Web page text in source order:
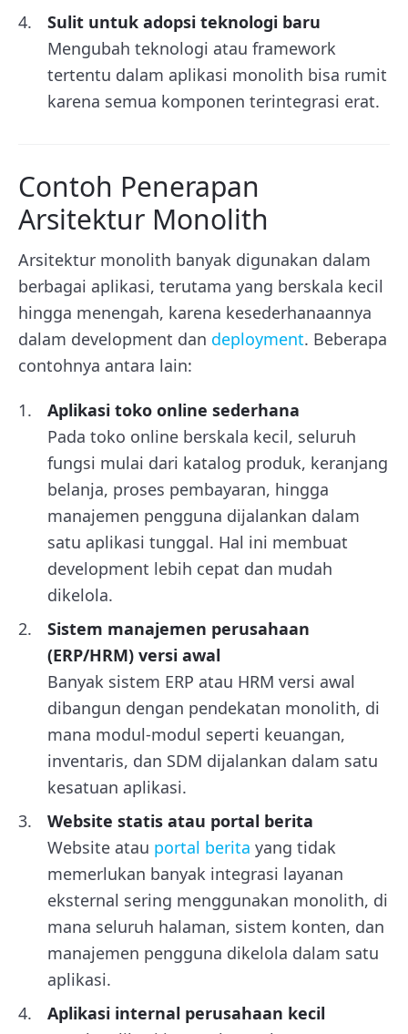
Sulit untuk adopsi teknologi baru
Mengubah teknologi atau framework
tertentu dalam aplikasi monolith bisa rumit
karena semua komponen terintegrasi erat.
Contoh Penerapan
Arsitektur Monolith
Arsitektur monolith banyak digunakan dalam
berbagai aplikasi, terutama yang berskala kecil
hingga menengah, karena kesederhanaannya
dalam development dan deployment. Beberapa
contohnya antara lain:
Aplikasi toko online sederhana
Pada toko online berskala kecil, seluruh
fungsi mulai dari katalog produk, keranjang
belanja, proses pembayaran, hingga
manajemen pengguna dijalankan dalam
satu aplikasi tunggal. Hal ini membuat
development lebih cepat dan mudah
dikelola.
Sistem manajemen perusahaan
(ERP/HRM) versi awal
Banyak sistem ERP atau HRM versi awal
dibangun dengan pendekatan monolith, di
mana modul-modul seperti keuangan,
inventaris, dan SDM dijalankan dalam satu
kesatuan aplikasi.
Website statis atau portal berita
Website atau portal berita yang tidak
memerlukan banyak integrasi layanan
eksternal sering menggunakan monolith, di
mana seluruh halaman, sistem konten, dan
manajemen pengguna dikelola dalam satu
aplikasi.
Aplikasi internal perusahaan kecil